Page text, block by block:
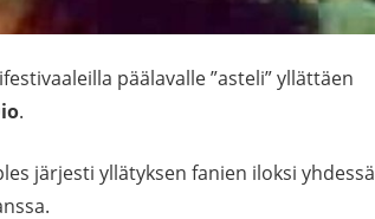
päälavalle ”asteli” yllättäen
.
järjesti yllätyksen fanien iloksi yhdessä